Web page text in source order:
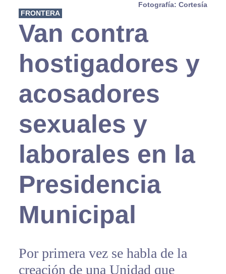
Fotografía: Cortesía
FRONTERA
Van contra
hostigadores y
acosadores
sexuales y
laborales en la
Presidencia
Municipal
Por primera vez se habla de la
creación de una Unidad que